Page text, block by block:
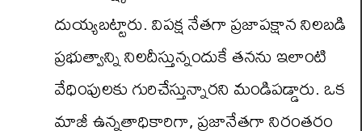
దుయ్యబట్టారు. విపక్ష నేతగా ప్రజాపక్షాన నిలబడి
ప్రభుత్వాన్ని నిలదీస్తున్నందుకే తనను ఇలాంటి
వేధింపులకు గురిచేస్తున్నారని మండిపడ్డారు. ఒక
మాజీ ఉన్నతాధికారిగా, ప్రజానేతగా నిరంతరం